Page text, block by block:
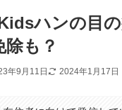
ハンの目
除も？
年9月11日 2024年1月17日